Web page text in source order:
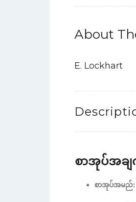
About
E. Lockhart
စာအုပ်အခ
စာအုပ်အမည်: